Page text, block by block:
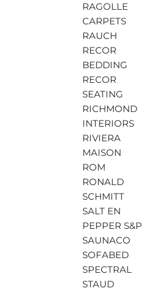
RAGOLLE
CARPETS
RAUCH
RECOR
BEDDING
RECOR
SEATING
RICHMOND
INTERIORS
RIVIERA
MAISON
ROM
RONALD
SCHMITT
SALT EN
PEPPER S&P
SAUNACO
SOFABED
SPECTRAL
STAUD